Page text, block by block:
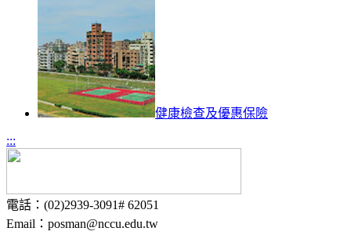
健康檢查及優惠保險
:::
電話：(02)2939-3091# 62051
Email：posman@nccu.edu.tw